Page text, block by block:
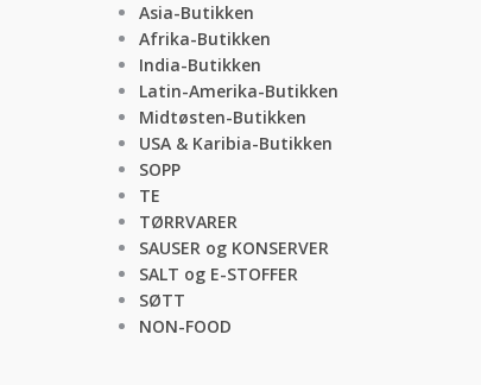
Asia-Butikken
Afrika-Butikken
India-Butikken
Latin-Amerika-Butikken
Midtøsten-Butikken
USA & Karibia-Butikken
SOPP
TE
TØRRVARER
SAUSER og KONSERVER
SALT og E-STOFFER
SØTT
NON-FOOD